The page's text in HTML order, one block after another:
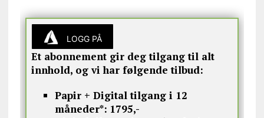
LOGG PÅ
Et abonnement gir deg tilgang til alt
innhold, og vi har følgende tilbud:
Papir + Digital tilgang i 12
måneder*: 1795,-